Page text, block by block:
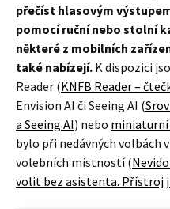
přečíst hlasovým
pomocí ruční nebo stolní
některé z mobilních
také nabízejí. K dispozici
Reader (KNFB Reader –
Envision AI či Seeing AI (
a Seeing AI) nebo miniaturní
bylo při nedávných volbách
volebních místností (
volit bez asistenta. Přístroj